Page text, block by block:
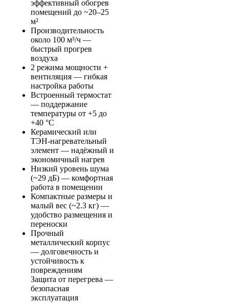
эффективный обогрев
помещений до ~20–25
м²
Производительность
около 100 м³/ч —
быстрый прогрев
воздуха
2 режима мощности +
вентиляция — гибкая
настройка работы
Встроенный термостат
— поддержание
температуры от +5 до
+40 °C
Керамический или
ТЭН-нагревательный
элемент — надёжный и
экономичный нагрев
Низкий уровень шума
(~29 дБ) — комфортная
работа в помещении
Компактные размеры и
малый вес (~2.3 кг) —
удобство размещения и
переноски
Прочный
металлический корпус
— долговечность и
устойчивость к
повреждениям
Защита от перегрева —
безопасная
эксплуатация